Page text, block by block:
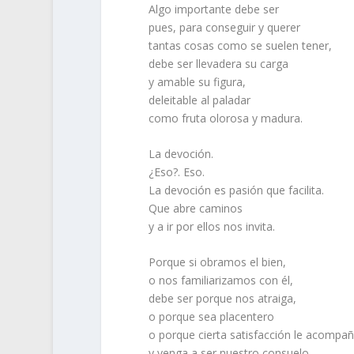
Algo importante debe ser
pues, para conseguir y querer
tantas cosas como se suelen tener,
debe ser llevadera su carga
y amable su figura,
deleitable al paladar
como fruta olorosa y madura.
La devoción.
¿Eso?. Eso.
La devoción es pasión que facilita.
Que abre caminos
y a ir por ellos nos invita.
Porque si obramos el bien,
o nos familiarizamos con él,
debe ser porque nos atraiga,
o porque sea placentero
o porque cierta satisfacción le